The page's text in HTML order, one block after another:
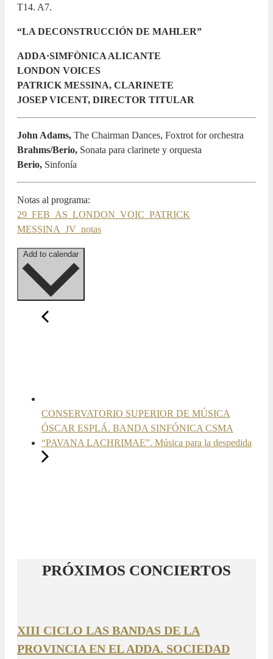
T14. A7.
“LA DECONSTRUCCIÓN DE MAHLER”
ADDA·SIMFÒNICA ALICANTE
LONDON VOICES
PATRICK MESSINA, CLARINETE
JOSEP VICENT, DIRECTOR TITULAR
John Adams, The Chairman Dances, Foxtrot for orchestra
Brahms/Berio, Sonata para clarinete y orquesta
Berio, Sinfonía
Notas al programa:
29_FEB_AS_LONDON_VOIC_PATRICK
MESSINA_JV_notas
CONSERVATORIO SUPERIOR DE MÚSICA
ÓSCAR ESPLÁ. BANDA SINFÓNICA CSMA
“PAVANA LACHRIMAE”. Música para la despedida
PRÓXIMOS CONCIERTOS
XIII CICLO LAS BANDAS DE LA
PROVINCIA EN EL ADDA. SOCIEDAD